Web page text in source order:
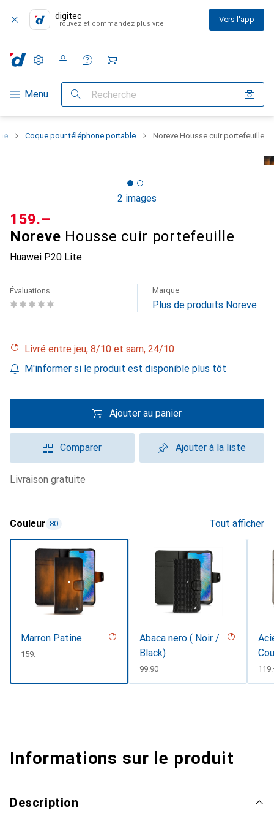
digitec
Trouvez et commandez plus vite Vers l'app
Navigation par catégorie
Menu Recherche
Paramètres
Compte client
Listes de comparaison
Listes d'envies
Panier
Coque pour téléphone portable Noreve Housse cuir portefeuille
2 images
Noreve Housse cuir portefeuille
Huawei P20 Lite
CHF
159.–
Évaluations Marque
Plus de produits Noreve
Livré entre jeu, 8/10 et sam, 24/10
M'informer si le produit est disponible plus tôt
Ajouter au panier
Comparer Ajouter à la liste
livraison gratuite
Couleur 80 Tout afficher
Marron Patine
CHF
159.–
Abaca nero ( Noir /
Black)
CHF
99.90 CHF
Informations sur le produit
Description